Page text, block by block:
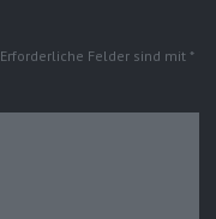
Erforderliche Felder sind mit *